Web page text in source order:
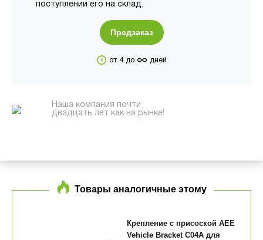
поступлении его на склад.
Предзаказ
от 4 до ∞ дней
Наша компания почти
двадцать лет как на рынке!
Товары аналогичные этому
Крепление с присоской AEE
Vehicle Bracket С04А для